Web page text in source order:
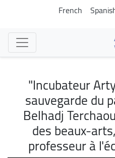
تجاوز
French
"Incubateur
sauvegarde du
Belhadj
des beaux-
professeur à